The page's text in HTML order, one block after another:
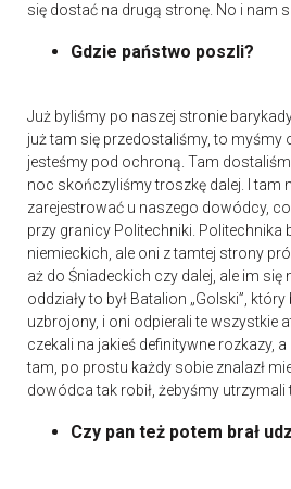
się dostać na drugą stronę. No i nam
Gdzie państwo poszli?
Już byliśmy po naszej stronie
już tam się przedostaliśmy, to myśmy
jesteśmy pod ochroną. Tam
noc skończyliśmy troszkę dalej. I tam
zarejestrować u naszego dowódcy,
przy granicy Politechniki. Politechnika
niemieckich, ale oni z tamtej strony
aż do Śniadeckich czy dalej, ale im się
oddziały to był Batalion „Golski”,
uzbrojony, i oni odpierali te wszystkie
czekali na jakieś definitywne rozkazy,
tam, po prostu każdy sobie znalazł
dowódca tak robił, żebyśmy utrzymali
Czy pan też potem brał